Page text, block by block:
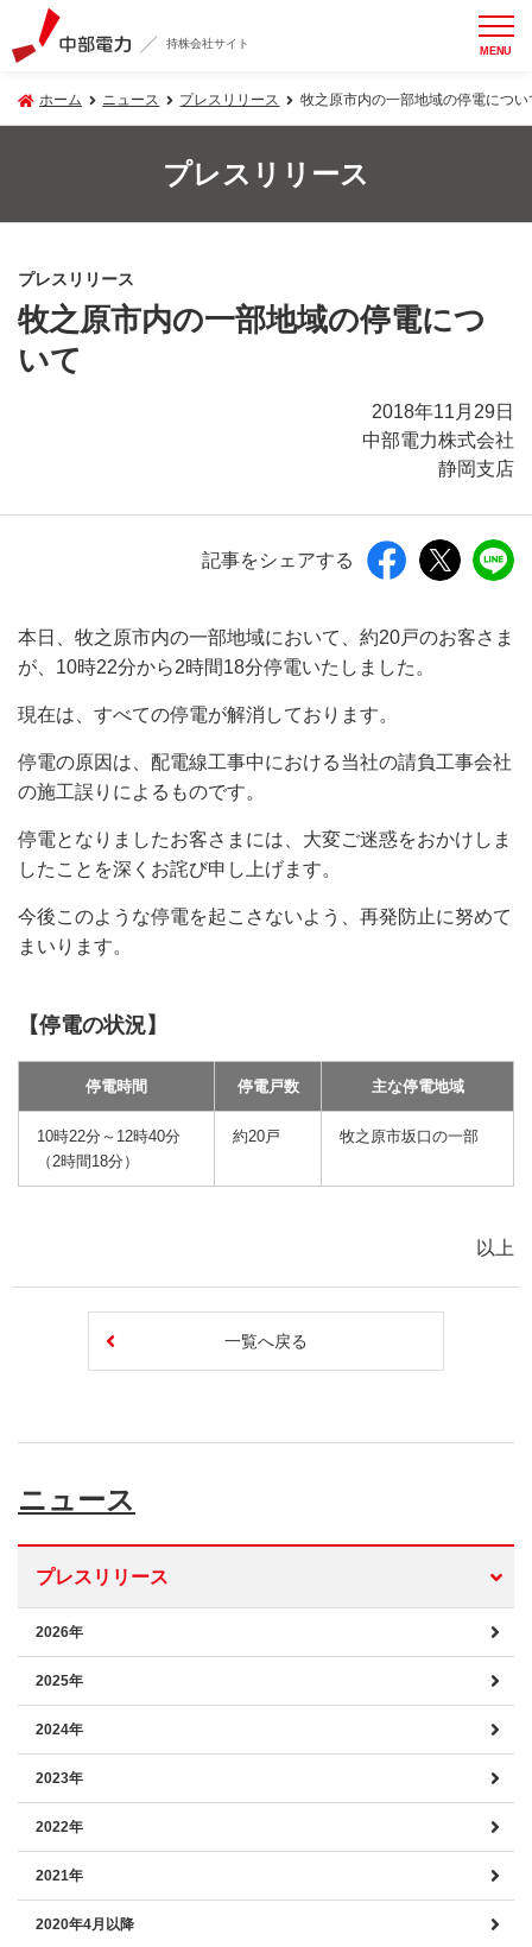
持株会社サイト MENU
ホーム ニュース プレスリリース 牧之原市内の一部地域の停電につい
プレスリリース
プレスリリース
牧之原市内の一部地域の停電につ
いて
2018年11月29日
中部電力株式会社
静岡支店
記事をシェアする
本日、牧之原市内の一部地域において、約20戸のお客さま
が、10時22分から2時間18分停電いたしました。
現在は、すべての停電が解消しております。
停電の原因は、配電線工事中における当社の請負工事会社
の施工誤りによるものです。
停電となりましたお客さまには、大変ご迷惑をおかけしま
したことを深くお詫び申し上げます。
今後このような停電を起こさないよう、再発防止に努めて
まいります。
【停電の状況】
停電時間 停電戸数 主な停電地域
10時22分～12時40分
（2時間18分）
約20戸 牧之原市坂口の一部
以上
一覧へ戻る
ニュース
プレスリリース
2026年
2025年
2024年
2023年
2022年
2021年
2020年4月以降